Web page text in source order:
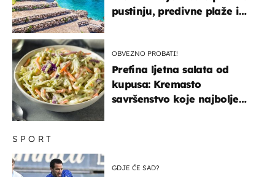
SPORT
GDJE ĆE SAD?
pustinju, predivne plaže i
OBVEZNO PROBATI!
Prefina ljetna salata od
kupusa: Kremasto
savršenstvo koje najbolje